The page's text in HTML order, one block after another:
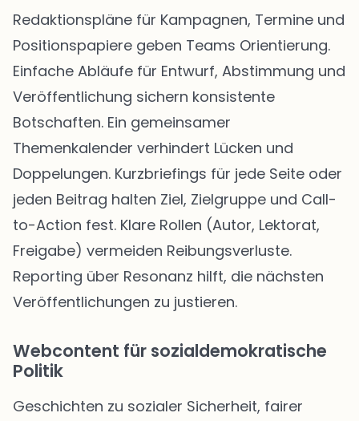
Redaktionspläne für Kampagnen, Termine und
Positionspapiere geben Teams Orientierung.
Einfache Abläufe für Entwurf, Abstimmung und
Veröffentlichung sichern konsistente
Botschaften. Ein gemeinsamer
Themenkalender verhindert Lücken und
Doppelungen. Kurzbriefings für jede Seite oder
jeden Beitrag halten Ziel, Zielgruppe und Call-
to-Action fest. Klare Rollen (Autor, Lektorat,
Freigabe) vermeiden Reibungsverluste.
Reporting über Resonanz hilft, die nächsten
Veröffentlichungen zu justieren.
Webcontent für sozialdemokratische
Politik
Geschichten zu sozialer Sicherheit, fairer